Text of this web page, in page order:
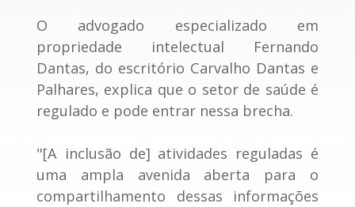
O advogado especializado em
propriedade intelectual Fernando
Dantas, do escritório Carvalho Dantas e
Palhares, explica que o setor de saúde é
regulado e pode entrar nessa brecha.
"[A inclusão de] atividades reguladas é
uma ampla avenida aberta para o
compartilhamento dessas informações